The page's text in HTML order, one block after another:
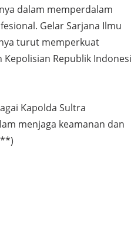
dalam memperdalam
Gelar Sarjana Ilmu
turut memperkuat
Republik
Kapolda Sultra
menjaga keamanan dan